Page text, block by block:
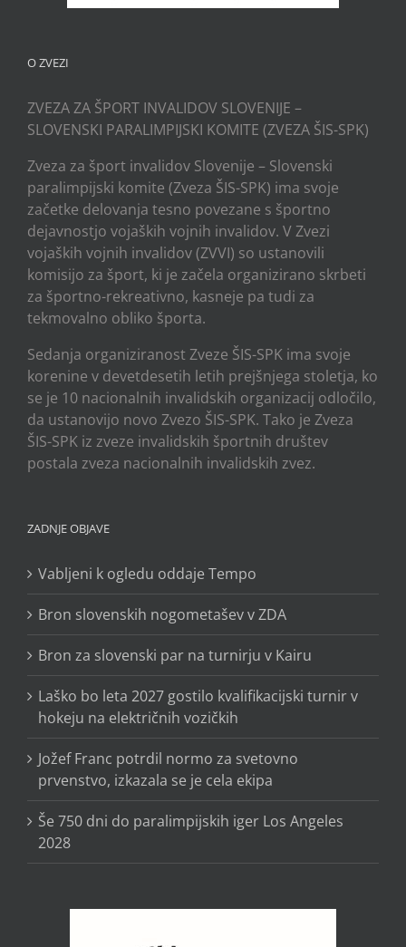
O ZVEZI
ZVEZA ZA ŠPORT INVALIDOV SLOVENIJE –
SLOVENSKI PARALIMPIJSKI KOMITE (ZVEZA ŠIS-SPK)
Zveza za šport invalidov Slovenije – Slovenski
paralimpijski komite (Zveza ŠIS-SPK) ima svoje
začetke delovanja tesno povezane s športno
dejavnostjo vojaških vojnih invalidov. V Zvezi
vojaških vojnih invalidov (ZVVI) so ustanovili
komisijo za šport, ki je začela organizirano skrbeti
za športno-rekreativno, kasneje pa tudi za
tekmovalno obliko športa.
Sedanja organiziranost Zveze ŠIS-SPK ima svoje
korenine v devetdesetih letih prejšnjega stoletja, ko
se je 10 nacionalnih invalidskih organizacij odločilo,
da ustanovijo novo Zvezo ŠIS-SPK. Tako je Zveza
ŠIS-SPK iz zveze invalidskih športnih društev
postala zveza nacionalnih invalidskih zvez.
ZADNJE OBJAVE
Vabljeni k ogledu oddaje Tempo
Bron slovenskih nogometašev v ZDA
Bron za slovenski par na turnirju v Kairu
Laško bo leta 2027 gostilo kvalifikacijski turnir v
hokeju na električnih vozičkih
Jožef Franc potrdil normo za svetovno
prvenstvo, izkazala se je cela ekipa
Še 750 dni do paralimpijskih iger Los Angeles
2028